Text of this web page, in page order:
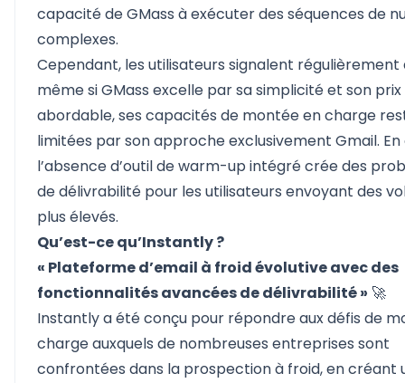
capacité de GMass à exécuter des séquences de
complexes.
Cependant, les utilisateurs signalent régulièrement
même si GMass excelle par sa simplicité et son prix
abordable, ses capacités de montée en charge
limitées par son approche exclusivement Gmail. En
l’absence d’outil de warm-up intégré crée des
de délivrabilité pour les utilisateurs envoyant des
plus élevés.
Qu’est-ce qu’Instantly ?
« Plateforme d’email à froid évolutive avec des
fonctionnalités avancées de délivrabilité » 🚀
Instantlya été conçu pour répondre aux défis de
charge auxquels de nombreuses entreprises sont
confrontées dans la prospection à froid, en créant